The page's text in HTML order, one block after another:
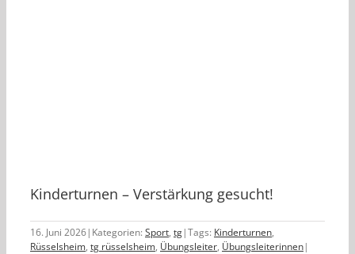
Kinderturnen – Verstärkung gesucht!
16. Juni 2026| Kategorien: Sport, tg|Tags: Kinderturnen,
Rüsselsheim, tg rüsselsheim, Übungsleiter, Übungsleiterinnen|